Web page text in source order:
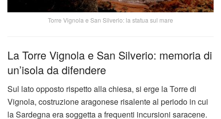
Torre Vignola e San Silverio: la statua sul mare
La Torre Vignola e San Silverio: memoria di
un’isola da difendere
Sul lato opposto rispetto alla chiesa, si erge la Torre di
Vignola, costruzione aragonese risalente al periodo in cui
la Sardegna era soggetta a frequenti incursioni saracene.